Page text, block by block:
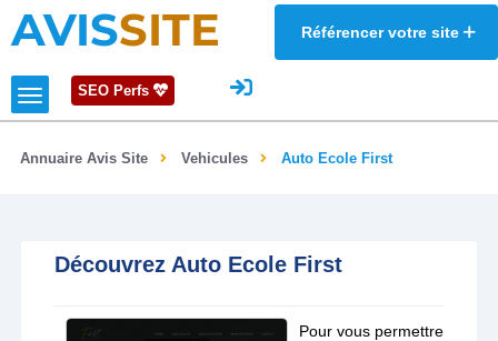
AVISSITE Référencer votre site
SEO Perfs
Annuaire Avis Site Vehicules Auto Ecole First
Découvrez Auto Ecole First
Pour vous permettre